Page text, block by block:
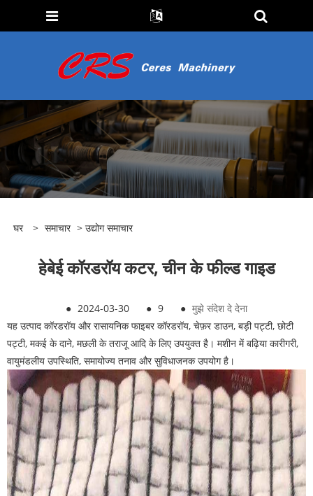
घर > समाचार > उद्योग समाचार
हेबेई कॉरडरॉय कटर, चीन के फील्ड गाइड
● 2024-03-30 ● 9 ● मुझे संदेश दे देना
यह उत्पाद कॉरडरॉय और रासायनिक फाइबर कॉरडरॉय, चेफ़र डाउन, बड़ी पट्टी, छोटी
पट्टी, मकई के दाने, मछली के तराजू आदि के लिए उपयुक्त है। मशीन में बढ़िया कारीगरी,
वायुमंडलीय उपस्थिति, समायोज्य तनाव और सुविधाजनक उपयोग है।